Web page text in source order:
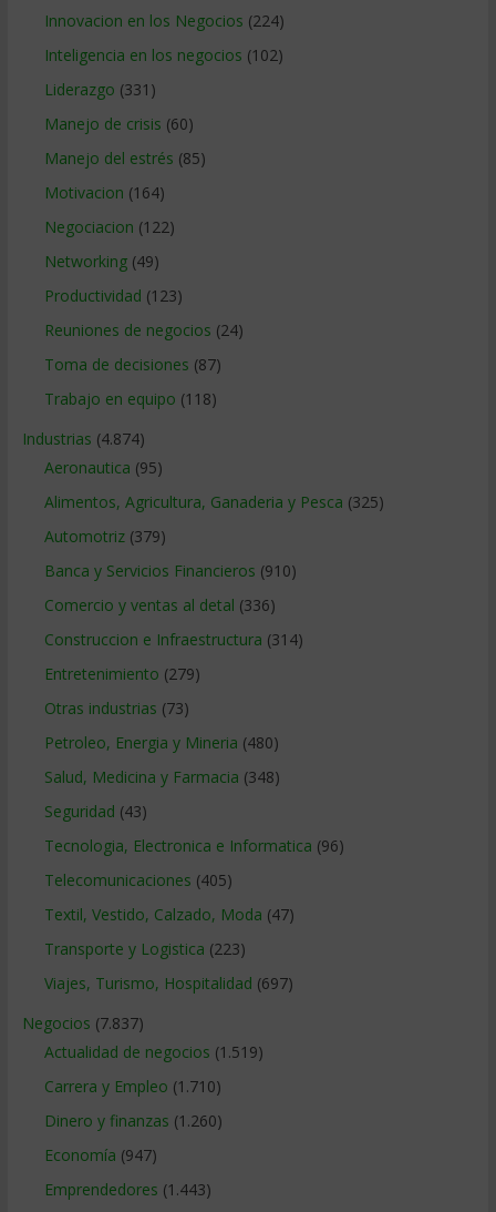
Innovacion en los Negocios (224)
Inteligencia en los negocios (102)
Liderazgo (331)
Manejo de crisis (60)
Manejo del estrés (85)
Motivacion (164)
Negociacion (122)
Networking(49)
Productividad (123)
Reuniones de negocios (24)
Toma de decisiones (87)
Trabajo en equipo (118)
Industrias (4.874)
Aeronautica (95)
Alimentos, Agricultura, Ganaderia y Pesca (325)
Automotriz(379)
Banca y Servicios Financieros (910)
Comercio y ventas al detal (336)
Construccion e Infraestructura (314)
Entretenimiento (279)
Otras industrias (73)
Petroleo, Energia y Mineria (480)
Salud, Medicina y Farmacia (348)
Seguridad (43)
Tecnologia, Electronica e Informatica (96)
Telecomunicaciones (405)
Textil, Vestido, Calzado, Moda (47)
Transporte y Logistica (223)
Viajes, Turismo, Hospitalidad (697)
Negocios (7.837)
Actualidad de negocios (1.519)
Carrera y Empleo (1.710)
Dinero y finanzas (1.260)
Economía (947)
Emprendedores (1.443)